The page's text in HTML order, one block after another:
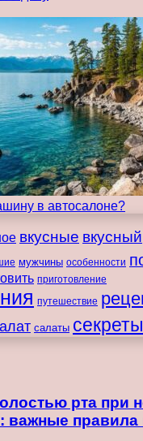
вкусные вкусный
мужчины особенности
приготовление
путешествие
салаты секреты
рта при
важные